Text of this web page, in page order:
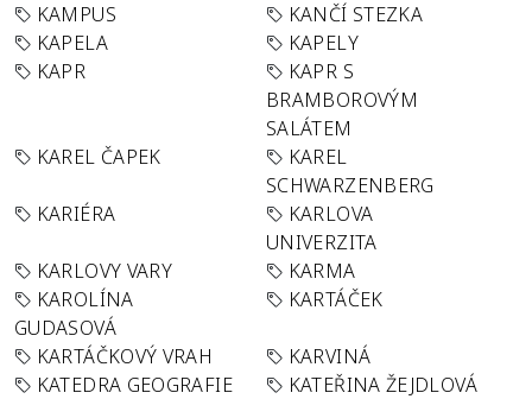
KAMPUS
KANČÍ STEZKA
KAPELA
KAPELY
KAPR
KAPR S
BRAMBOROVÝM
SALÁTEM
KAREL ČAPEK
KAREL
SCHWARZENBERG
KARIÉRA
KARLOVA
UNIVERZITA
KARLOVY VARY
KARMA
KAROLÍNA
GUDASOVÁ
KARTÁČEK
KARTÁČKOVÝ VRAH
KARVINÁ
KATEDRA GEOGRAFIE
KATEŘINA ŽEJDLOVÁ